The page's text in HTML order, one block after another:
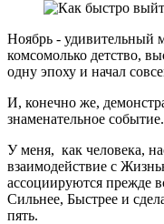
Ноябрь - удивительный
комсомолько детство,
одну эпоху и начал
И, конечно же,
знаменательное событие.
У меня, как человека,
взаимодействие с
ассоциируются прежде
Сильнее, Быстрее и
пять.